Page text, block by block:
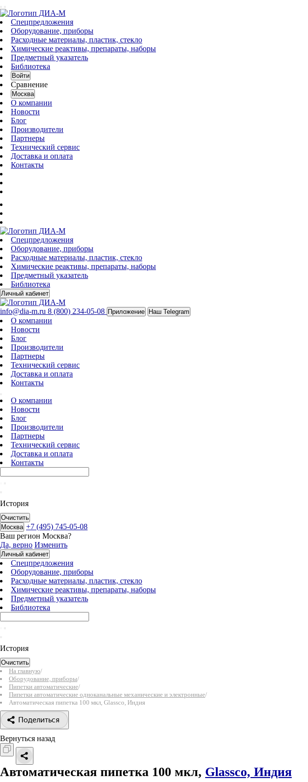
Спецпредложения
Оборудование, приборы
Расходные материалы, пластик, стекло
Химические реактивы, препараты, наборы
Предметный указатель
Библиотека
Войти
Сравнение
Москва
О компании
Новости
Блог
Производители
Партнеры
Технический сервис
Доставка и оплата
Контакты
Спецпредложения
Оборудование, приборы
Расходные материалы, пластик, стекло
Химические реактивы, препараты, наборы
Предметный указатель
Библиотека
Личный кабинет
info@dia-m.ru 8 (800) 234-05-08 Приложение Наш Telegram
О компании
Новости
Блог
Производители
Партнеры
Технический сервис
Доставка и оплата
Контакты
О компании
Новости
Блог
Производители
Партнеры
Технический сервис
Доставка и оплата
Контакты
История
Очистить
Москва +7 (495) 745-05-08
Ваш регион Москва?
Да, верно Изменить
Личный кабинет
Спецпредложения
Оборудование, приборы
Расходные материалы, пластик, стекло
Химические реактивы, препараты, наборы
Предметный указатель
Библиотека
История
Очистить
На главную/
Оборудование, приборы/
Пипетки автоматические/
Пипетки автоматические одноканальные механические и электронные/
Автоматическая пипетка 100 мкл, Glassco, Индия
Поделиться
Вернуться назад
Автоматическая пипетка 100 мкл, Glassco, Индия